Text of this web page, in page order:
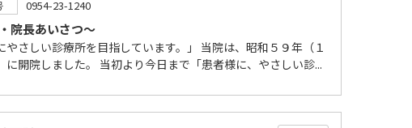
0954-23-1240
院長あいさつ～
やさしい診療所を目指しています。」 当院は、昭和５９年（１
に開院しました。 当初より今日まで「患者様に、やさしい診...